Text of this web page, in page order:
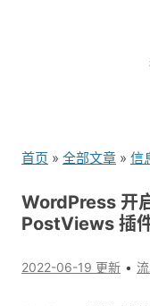
首页 » 全部文章 » 信
WordPress 开
PostViews 插
2022-06-19 更新